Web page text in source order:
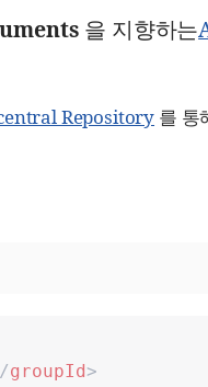
을 지향하는
Repository 를 통
groupId>